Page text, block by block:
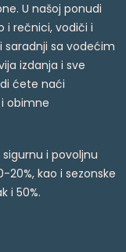
U našoj ponudi
i rečnici, vodiči i
saradnji sa vodećim
izdanja i sve
ćete naći
obimne
i povoljnu
20%, kao i sezonske
i 50%.